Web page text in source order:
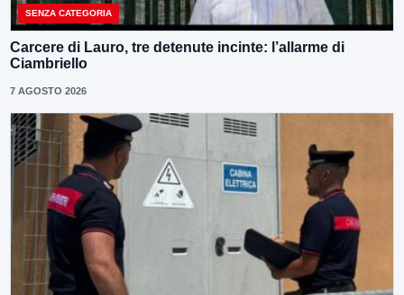
SENZA CATEGORIA
Carcere di Lauro, tre detenute incinte: l’allarme di
Ciambriello
7 AGOSTO 2026